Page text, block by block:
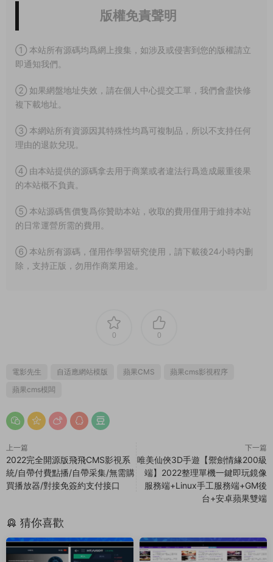
版權免責聲明
① 本站所有源碼均爲網上搜集，如涉及或侵害到您的版權請立
即通知我們。
② 如果網盤地址失效，請在個人中心提交工單，我們會盡快修
複下載地址。
③ 本網站所有資源因其特殊性均爲可複制品，所以不支持任何
理由的退款兌現。
④ 由本站提供的源碼拿去用于商業或者違法行爲造成嚴重後果
的本站概不負責。
⑤ 本站源碼售價隻爲你贊助本站，收取的費用僅用于維持本站
的日常運營所需的費用。
⑥ 本站所有源碼，僅用作學習研究使用，請下載後24小時内删
除，支持正版，勿用作商業用途。
0 0
電影先生 自适應網站模版 蘋果CMS
蘋果cms影視程序
蘋果cms模闆
上一篇
2022完全開源版飛飛CMS影視系
統/自帶付費點播/自帶采集/無需購
買播放器/對接免簽約支付接口
下一篇
唯美仙俠3D手遊【禦劍情緣200級
端】2022整理單機一鍵即玩鏡像
服務端+Linux手工服務端+GM後
台+安卓蘋果雙端
猜你喜歡